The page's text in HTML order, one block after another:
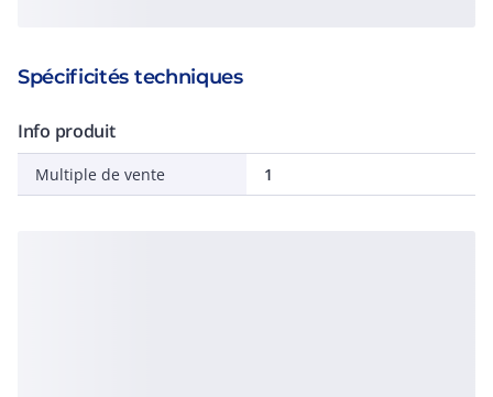
Spécificités techniques
Info produit
Multiple de vente 1